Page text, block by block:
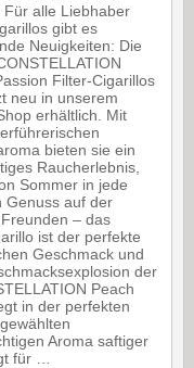
Für alle Liebhaber
gibt es
Neuigkeiten: Die
Filter-Cigarillos
neu in unserem
erhältlich. Mit
bieten sie ein
Raucherlebnis,
Sommer in jede
Genuss auf der
– das
ist der perfekte
Geschmack und
der
Peach
in der perfekten
Aroma saftiger
für …